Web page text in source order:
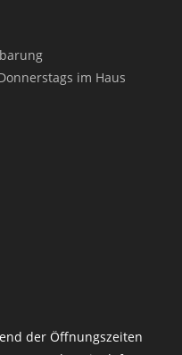
im Haus
der Öffnungszeiten